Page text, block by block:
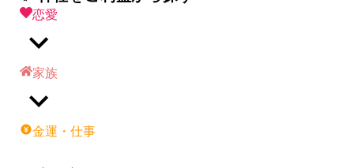
恋愛
家族
金運・仕事